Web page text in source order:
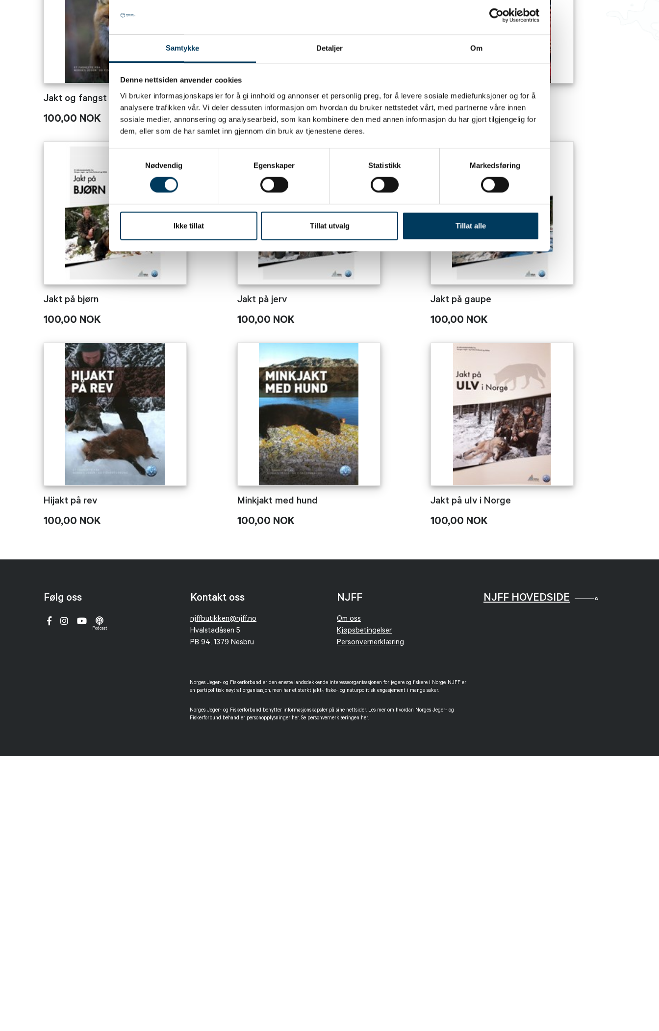
Samtykke Detaljer Om
Denne nettsiden anvender cookies
Vi bruker informasjonskapsler for å gi innhold og annonser et personlig preg, for å levere sosiale mediefunksjoner og for å
analysere trafikken vår. Vi deler dessuten informasjon om hvordan du bruker nettstedet vårt, med partnerne våre innen
sosiale medier, annonsering og analysearbeid, som kan kombinere den med annen informasjon du har gjort tilgjengelig for
dem, eller som de har samlet inn gjennom din bruk av tjenestene deres.
Nødvendig
Egenskaper Statistikk Markedsføring
Ikke tillat Tillat utvalg Tillat alle
Jakt og fangst av rødrev
100,00 NOK
Jakt på kystsel - havets storvilt
70,00 NOK
Ryper og rypejakt
100,00 NOK
Jakt på bjørn
100,00 NOK
Jakt på jerv
100,00 NOK
Jakt på gaupe
100,00 NOK
Hijakt på rev
100,00 NOK
Minkjakt med hund
100,00 NOK
Jakt på ulv i Norge
100,00 NOK
Følg oss
Podcast
Kontakt oss
njffbutikken@njff.no
Hvalstadåsen 5
PB 94, 1379 Nesbru
NJFF
Om oss
Kjøpsbetingelser
Personvernerklæring
NJFF HOVEDSIDE
Norges Jeger- og Fiskerforbund er den eneste landsdekkende interesseorganisasjonen for jegere og fiskere i Norge. NJFF er
en partipolitisk nøytral organisasjon, men har et sterkt jakt-, fiske-, og naturpolitisk engasjement i mange saker.
Norges Jeger- og Fiskerforbund benytter informasjonskapsler på sine nettsider. Les mer om hvordan Norges Jeger- og
Fiskerforbund behandler personopplysninger her. Se personvernerklæringen her.